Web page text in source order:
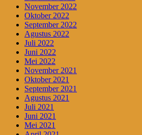
November 2022
Oktober 2022
September 2022
Agustus 2022
Juli 2022
Juni 2022
Mei 2022
November 2021
Oktober 2021
September 2021
Agustus 2021
Juli 2021
Juni 2021
Mei 2021